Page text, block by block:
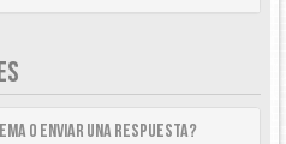
o enviar una respuesta?